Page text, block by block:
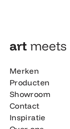
art meets
Merken
Producten
Showroom
Contact
Inspiratie